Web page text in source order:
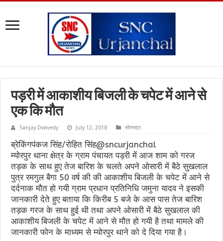
पड़री में आकाशीय बिजली के चपेट में आने से
एक कि मौत
Sanjay Dwivedy July 12, 2018 सोनभद्र
ब्रेकिंगपंकज सिंह/रोहित सिंह@sncurjanchal
म्योरपुर थाना क्षेत्र के ग्राम पंचायत पड़री में आज शाम को गरज
तड़क के साथ हुए तेज बारिश के चलते अपने ओसारी में बैठे सुखलाल
पुत्र रमगुल बैगा 50 वर्ष की की आकाशीय बिजली के चपेट में आने से
दर्दनाक मौत हो गयी ग्राम प्रधान प्रतिनिधि जमुना यादव ने इसकी
जानकारी देते हुए बताया कि किरीब 5 बजे के आस पास तेज बारिश
तड़क गरज के साथ हुई थी तथा अपने ओसारी में बैठे सुखलाल की
आकाशीय बिजली के चपेट में आने से मौत हो गयी है तथा मामले की
जानकारी फोन के माध्यम से म्योरपुर थाने को दे दिया गया है।